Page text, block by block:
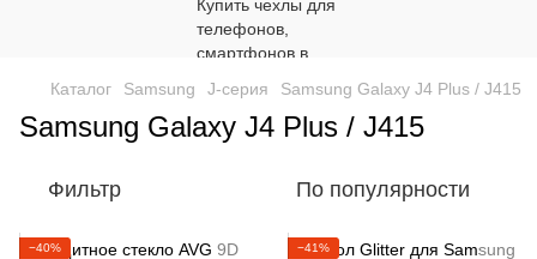
Каталог Samsung J-серия Samsung Galaxy J4 Plus / J415
Samsung Galaxy J4 Plus / J415
Фильтр По популярности
−40% −41%